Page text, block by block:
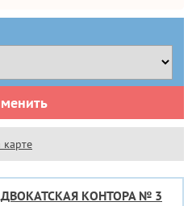
карте
КОНТОРА № 3